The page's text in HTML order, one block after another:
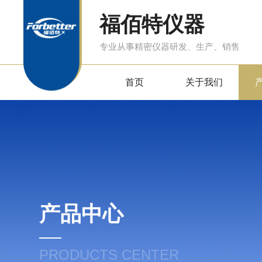
福佰特仪器
专业从事精密仪器研发、生产、销售
首页 关于我们
产品中心
PRODUCTS CENTER